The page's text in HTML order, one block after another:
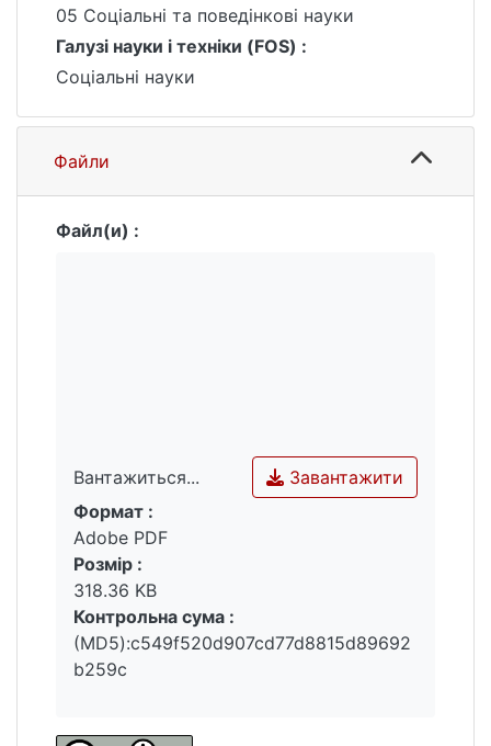
05 Соціальні та поведінкові науки
Галузі науки і техніки (FOS) :
Соціальні науки
Файли
Файл(и) :
Вантажиться...
Вантажиться...
Завантажити
Формат :
Adobe PDF
Розмір :
318.36 KB
Контрольна сума :
(MD5):c549f520d907cd77d8815d89692
b259c